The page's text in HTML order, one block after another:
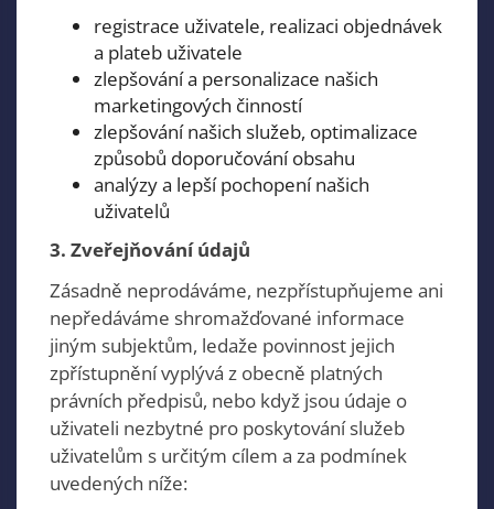
registrace uživatele, realizaci objednávek
a plateb uživatele
zlepšování a personalizace našich
marketingových činností
zlepšování našich služeb, optimalizace
způsobů doporučování obsahu
analýzy a lepší pochopení našich
uživatelů
3. Zveřejňování údajů
Zásadně neprodáváme, nezpřístupňujeme ani
nepředáváme shromažďované informace
jiným subjektům, ledaže povinnost jejich
zpřístupnění vyplývá z obecně platných
právních předpisů, nebo když jsou údaje o
uživateli nezbytné pro poskytování služeb
uživatelům s určitým cílem a za podmínek
uvedených níže: